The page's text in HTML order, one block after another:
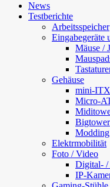
News
Testberichte
Arbeitsspeicher
Eingabegeräte
Mäuse /
Gehäuse
mini-ITX
Micro-
Bigtower
Elektrmobilität
Foto / Video
Digital- /
IP-